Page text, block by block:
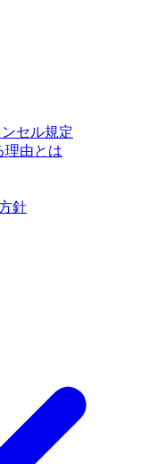
セル規定
理由とは
針